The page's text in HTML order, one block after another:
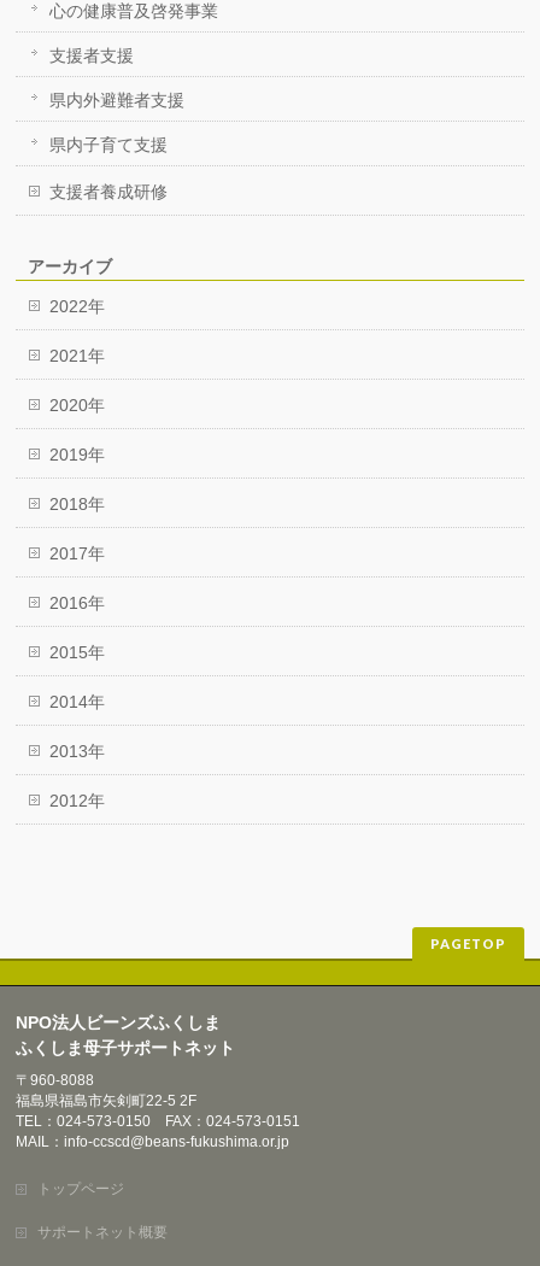
心の健康普及啓発事業
支援者支援
県内外避難者支援
県内子育て支援
支援者養成研修
アーカイブ
2022年
2021年
2020年
2019年
2018年
2017年
2016年
2015年
2014年
2013年
2012年
PAGETOP
NPO法人ビーンズふくしま
ふくしま母子サポートネット
〒960-8088
福島県福島市矢剣町22-5 2F
TEL：024-573-0150 FAX：024-573-0151
MAIL：info-ccscd@beans-fukushima.or.jp
トップページ
サポートネット概要